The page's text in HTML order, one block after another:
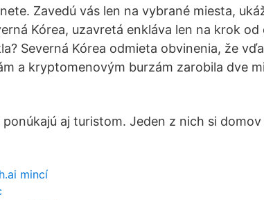
Zavedú vás len na vybrané miesta,
Kórea, uzavretá enkláva len na krok
Severná Kórea odmieta obvinenia, že
a kryptomenovým burzám zarobila dve
aj turistom. Jeden z nich si
mincí